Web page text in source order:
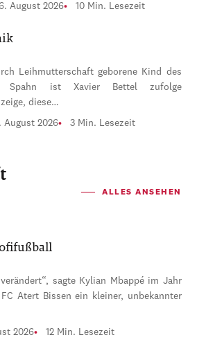
August 2026 10 Min. Lesezeit
Leihmutterschaft geborene Kind des
Spahn ist Xavier Bettel zufolge
diese…
August 2026 3 Min. Lesezeit
ALLES ANSEHEN
sagte Kylian Mbappé im Jahr
Atert Bissen ein kleiner, unbekannter
2026 12 Min. Lesezeit